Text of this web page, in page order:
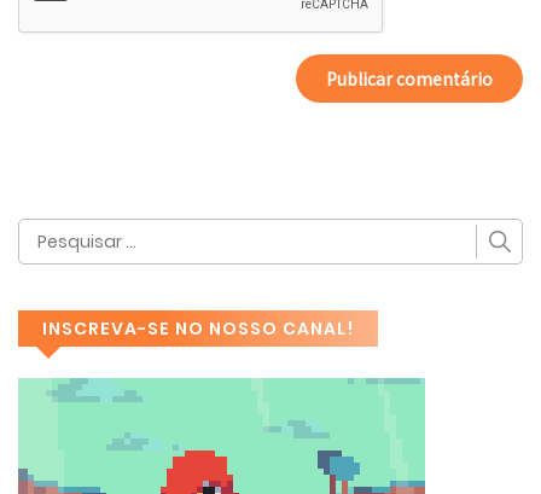
INSCREVA-SE NO NOSSO CANAL!